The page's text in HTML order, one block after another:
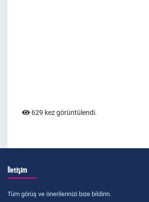
629 kez görüntülendi.
İletişim
Tüm görüş ve önerilerinizi bize bildirin.